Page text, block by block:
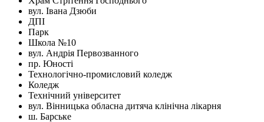
вул. Івана Дзюби
ДПІ
Парк
Школа №10
вул. Андрія Первозванного
пр. Юності
Технологічно-промисловий коледж
Коледж
Технічний університет
вул. Вінницька обласна дитяча клінічна лікарня
ш. Барське